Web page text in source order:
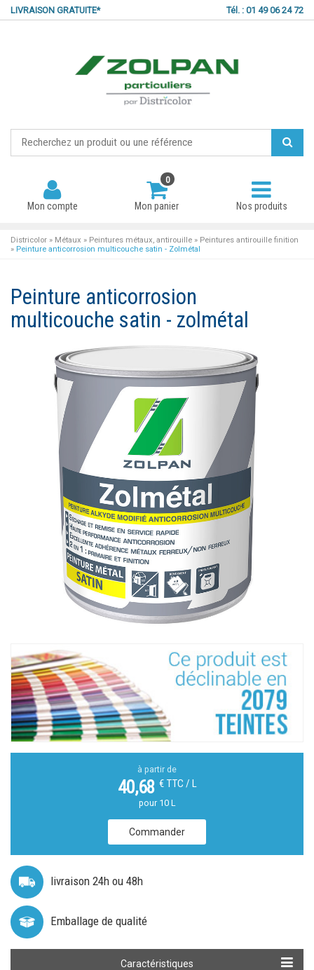
LIVRAISON GRATUITE* Tél. : 01 49 06 24 72
Mon compte
Ouvrir un compte
0
Mon panier Nos produits
Districolor » Métaux » Peintures métaux, antirouille » Peintures antirouille finition
» Peinture anticorrosion multicouche satin - Zolmétal
Peinture anticorrosion
multicouche satin - zolmétal
à partir de
40,68 € TTC / L
pour 10 L
Commander
livraison 24h ou 48h
Emballage de qualité
Caractéristiques
Calculer ma quantité